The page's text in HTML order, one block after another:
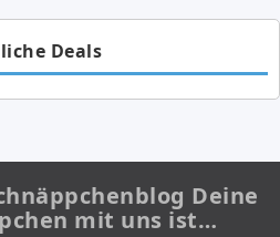
Deals
Deine
mit uns ist…